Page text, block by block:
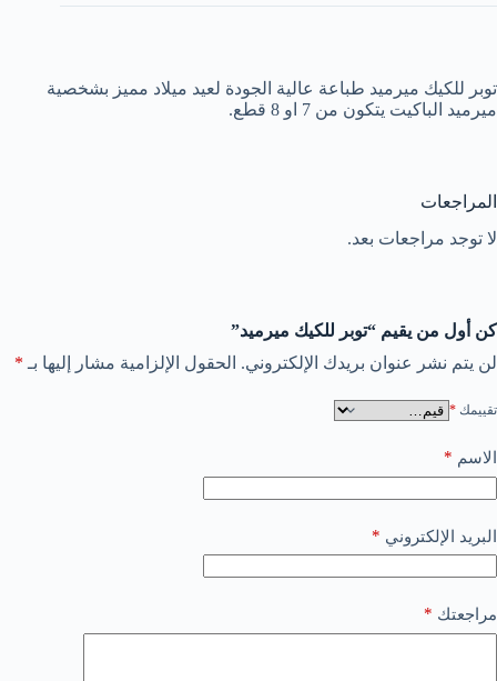
توبر للكيك ميرميد طباعة عالية الجودة لعيد ميلاد مميز بشخصية
ميرميد الباكيت يتكون من 7 او 8 قطع.
المراجعات
لا توجد مراجعات بعد.
كن أول من يقيم “توبر للكيك ميرميد”
لن يتم نشر عنوان بريدك الإلكتروني. الحقول الإلزامية مشار إليها بـ *
تقييمك *
الاسم *
البريد الإلكتروني *
مراجعتك *